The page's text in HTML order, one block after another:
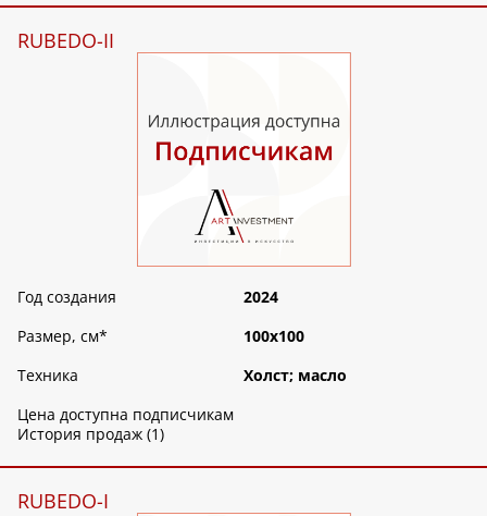
RUBEDO-II
Год создания
2024
Размер, см*
100х100
Техника
Холст; масло
Цена доступна подписчикам
История продаж (1)
RUBEDO-I